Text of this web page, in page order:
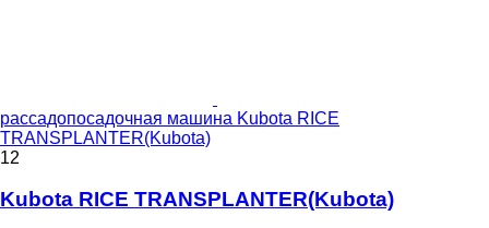
рассадопосадочная машина Kubota RICE
TRANSPLANTER(Kubota)
12
Kubota RICE TRANSPLANTER(Kubota)